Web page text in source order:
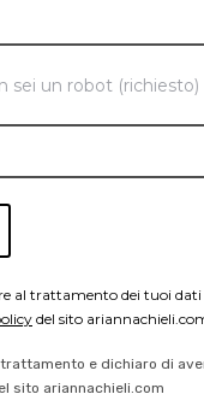
sei un robot (richiesto)
al trattamento dei tuoi dati
del sito
e dichiaro di
sito ariannachieli.com